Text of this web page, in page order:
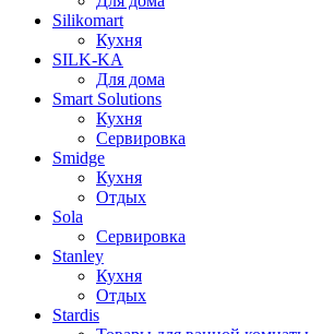
Silikomart
Кухня
SILK-KA
Для дома
Smart Solutions
Кухня
Сервировка
Smidge
Кухня
Отдых
Sola
Сервировка
Stanley
Кухня
Отдых
Stardis